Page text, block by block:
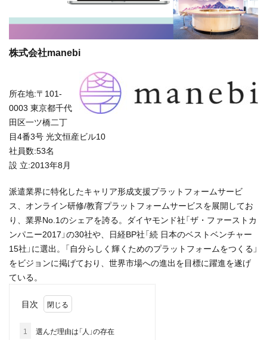
株式会社manebi
所在地:〒101-
0003 東京都千代
田区一ツ橋二丁
目4番3号 光文恒産ビル10
社員数:53名
設 立:2013年8月
派遣業界に特化したキャリア形成支援プラットフォームサービ
ス、オンライン研修/教育プラットフォームサービスを展開してお
り、業界No.1のシェアを誇る。ダイヤモンド社「ザ・ファーストカ
ンパニー2017」の30社や、日経BP社「続 日本のベストベンチャー
15社」に選出。「自分らしく輝くためのプラットフォームをつくる」
をビジョンに掲げており、世界市場への進出を目標に躍進を遂げ
ている。
目次
1 選んだ理由は「人」の存在